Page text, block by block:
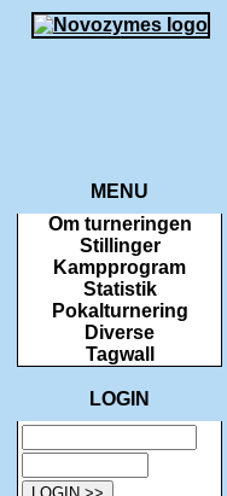
MENU
Om turneringen
Stillinger
Kampprogram
Statistik
Pokalturnering
Diverse
Tagwall
LOGIN